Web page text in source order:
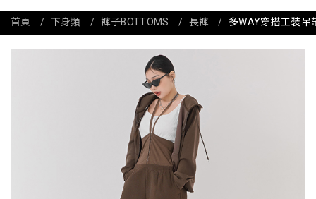
首頁 下身類 褲子BOTTOMS 長褲 多WAY穿搭工裝吊